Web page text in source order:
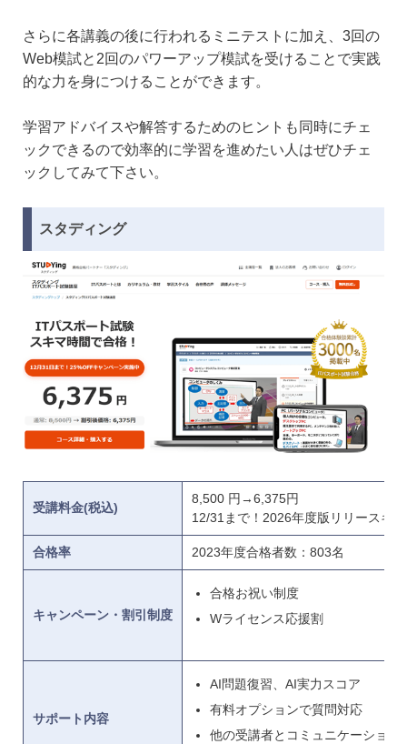
さらに各講義の後に行われるミニテストに加え、3回の
Web模試と2回のパワーアップ模試を受けることで実践
的な力を身につけることができます。
学習アドバイスや解答するためのヒントも同時にチェ
ックできるので効率的に学習を進めたい人はぜひチェ
ックしてみて下さい。
スタディング
受講料金(税込)
8,500 円→6,375円
12/31まで！2026年度版リリースキ
合格率 2023年度合格者数：803名
キャンペーン・割引制度
合格お祝い制度
Wライセンス応援割
サポート内容
AI問題復習、AI実力スコア
有料オプションで質問対応
他の受講者とコミュニケーション